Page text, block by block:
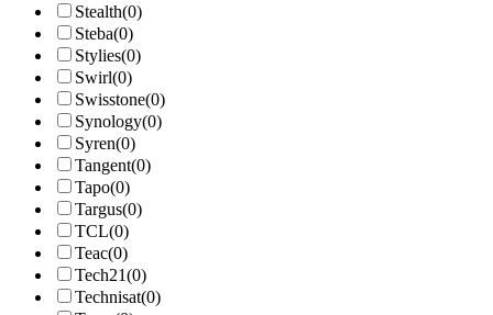
Stealth(0)
Steba(0)
Stylies(0)
Swirl(0)
Swisstone(0)
Synology(0)
Syren(0)
Tangent(0)
Tapo(0)
Targus(0)
TCL(0)
Teac(0)
Tech21(0)
Technisat(0)